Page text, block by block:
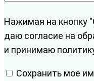
Нажимая на кнопку
даю согласие на
и принимаю
Сохранить моё